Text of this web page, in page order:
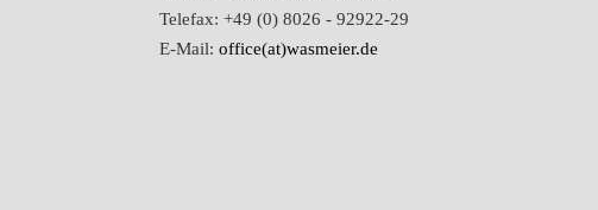
Telefax: +49 (0) 8026 - 92922-29
E-Mail:office(at)wasmeier.de